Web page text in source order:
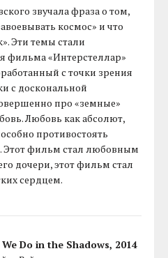
звучала фраза о том,
космос» и что
Эти темы стали
фильма «Интерстеллар»
с точки зрения
с доскональной
про «земные»
Любовь как абсолют,
противостоять
Этот фильм стал любовным
дочери, этот фильм стал
сердцем.
Do in the Shadows, 2014